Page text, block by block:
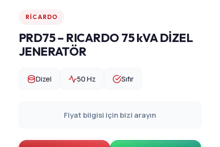
RICARDO
PRD75 – RICARDO 75 kVA DİZEL
JENERATÖR
Dizel 50 Hz Sıfır
Fiyat bilgisi için bizi arayın